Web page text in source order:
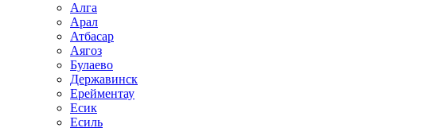
Алга
Арал
Атбасар
Аягоз
Булаево
Державинск
Ерейментау
Есик
Есиль